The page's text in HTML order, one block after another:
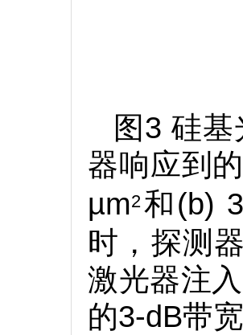
图3 硅
器响应到
µm2和(b)
时，探测
激光器注
的3-dB带